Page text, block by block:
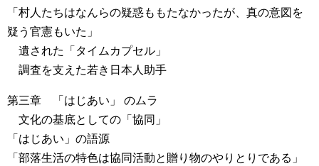
「村人たちはなんらの疑惑ももたなかったが、真の意図を
疑う官憲もいた」
遺された「タイムカプセル」
調査を支えた若き日本人助手
第三章 「はじあい」 のムラ
文化の基底としての「協同」
「はじあい」の語源
「部落生活の特色は協同活動と贈り物のやりとりである」